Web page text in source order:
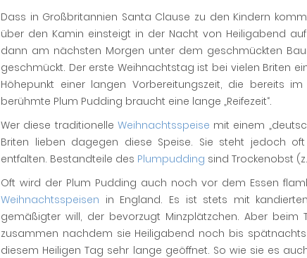
Dass in Großbritannien Santa Clause zu den Kindern
über den Kamin einsteigt in der Nacht von Heiligabend
dann am nächsten Morgen unter dem geschmückten
geschmückt. Der erste Weihnachtstag ist bei vielen Briten
Höhepunkt einer langen Vorbereitungszeit, die bereits
berühmte Plum Pudding braucht eine lange „Reifezeit“.
Wer diese traditionelle Weihnachtsspeise mit einem
Briten lieben dagegen diese Speise. Sie steht jedoch
entfalten. Bestandteile des Plumpudding sind Trockenobst
Oft wird der Plum Pudding auch noch vor dem Essen
Weihnachtsspeisen in England. Es ist stets mit
gemäßigter will, der bevorzugt Minzplätzchen. Aber beim
zusammen nachdem sie Heiligabend noch bis
diesem Heiligen Tag sehr lange geöffnet. So wie sie es